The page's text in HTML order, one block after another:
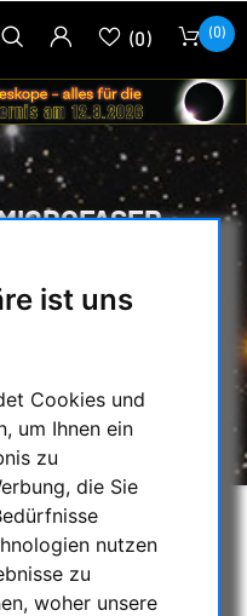
ist uns
Cookies und
um Ihnen ein
zu
die Sie
nutzen
zu
woher unsere
(0) (0)
TASCHE FÜR